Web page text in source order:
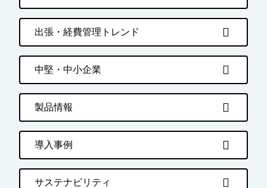
出張・経費管理トレンド
中堅・中小企業
製品情報
導入事例
サステナビリティ